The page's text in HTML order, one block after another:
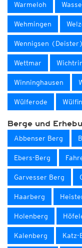
Warmeloh
Wehmingen
Wennigsen (Deister)
Wettmar
Winninghausen
Wülferode
Berge und
Abbenser Berg
Ebers-Berg
Garvesser Berg
Haarberg
Holenberg
Kalenberg Katz-